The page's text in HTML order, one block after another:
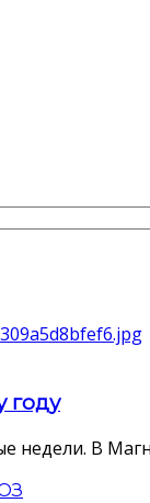
году
недели. В